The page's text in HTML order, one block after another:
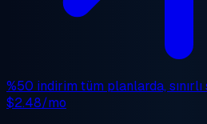
%50 indirim tüm planlarda,
$2.48/mo